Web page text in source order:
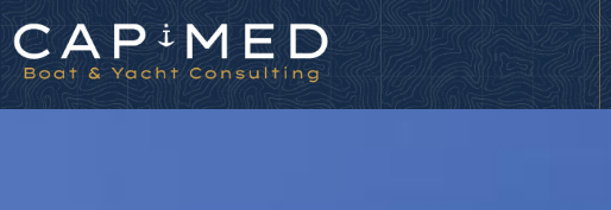
Panneau de gestion des cookies